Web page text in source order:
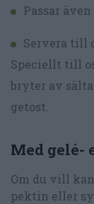
Passar
Servera till
Speciellt till
bryter av
getost.
Med gelé-
Om du vill
pektin eller